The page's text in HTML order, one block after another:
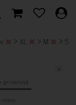
> XL > M > 5/
gri cenușă
maro